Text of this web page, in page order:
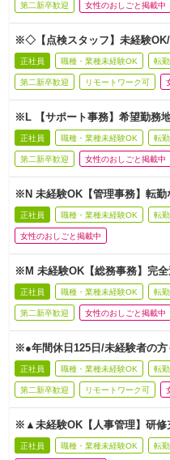
第二新卒歓迎 女性のおしごと掲載中
※◇【点検スタッフ】未経験OK/
正社員 職種・業種未経験OK 転
第二新卒歓迎 リモートワーク可
※L 【サポート事務】希望勤務
正社員 職種・業種未経験OK 転
第二新卒歓迎 女性のおしごと掲載中
※N 未経験OK【管理事務】転勤
正社員 職種・業種未経験OK 転
女性のおしごと掲載中
※M 未経験OK【総務事務】完
正社員 職種・業種未経験OK 転
第二新卒歓迎 女性のおしごと掲載中
※●年間休日125日/未経験者の方
正社員 職種・業種未経験OK 転
第二新卒歓迎 リモートワーク可
※▲未経験OK【人事管理】研修
正社員 職種・業種未経験OK 転